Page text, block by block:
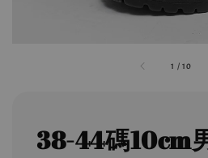
1 /10
38-44碼10cm